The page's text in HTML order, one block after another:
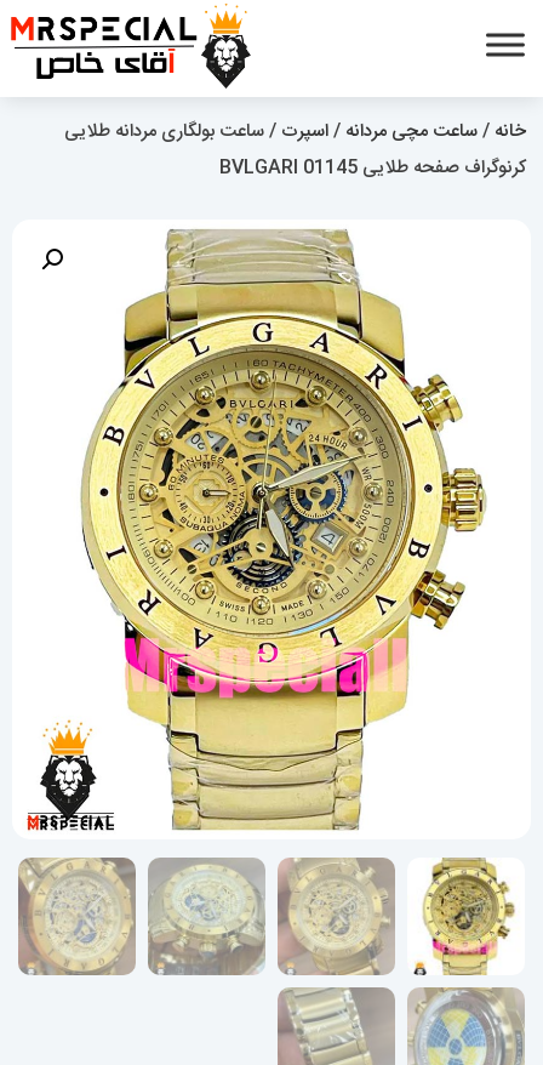
خانه /ساعت مچی مردانه /اسپرت / ساعت بولگاری مردانه طلایی
کرنوگراف صفحه طلایی BVLGARI 01145